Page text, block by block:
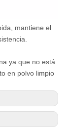
mantiene el
ya que no está
en polvo limpio